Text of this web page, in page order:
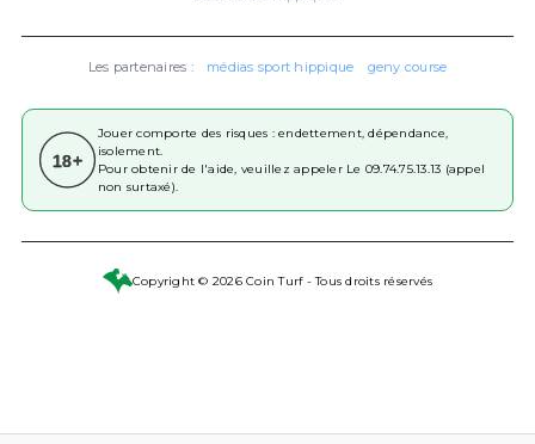
Les partenaires : médias sport hippique geny course
18+
Jouer comporte des risques : endettement, dépendance,
isolement.
Pour obtenir de l'aide, veuillez appeler Le 09.74.75.13.13 (appel
non surtaxé).
Copyright © 2026 Coin Turf - Tous droits réservés